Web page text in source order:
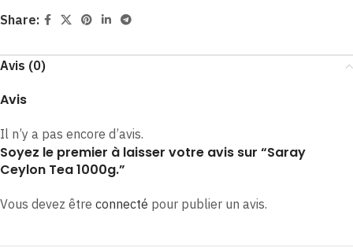
Share:
Avis (0)
Avis
Il n’y a pas encore d’avis.
Soyez le premier à laisser votre avis sur “Saray
Ceylon Tea 1000g.”
Vous devez être connecté pour publier un avis.